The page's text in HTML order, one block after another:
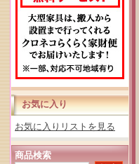
お気に入り
お気に入りリストを見る
商品検索